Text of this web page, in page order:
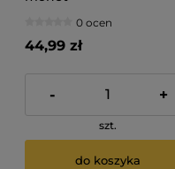
0 ocen
44,99 zł
- +
szt.
do koszyka